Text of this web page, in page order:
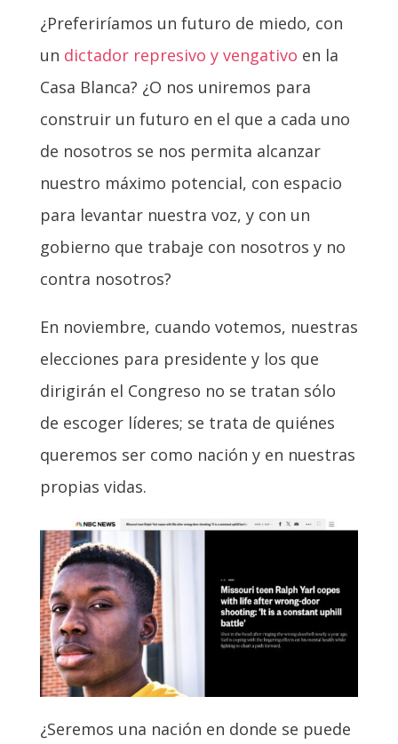
¿Preferiríamos un futuro de miedo, con
un dictador represivo y vengativo en la
Casa Blanca? ¿O nos uniremos para
construir un futuro en el que a cada uno
de nosotros se nos permita alcanzar
nuestro máximo potencial, con espacio
para levantar nuestra voz, y con un
gobierno que trabaje con nosotros y no
contra nosotros?
En noviembre, cuando votemos, nuestras
elecciones para presidente y los que
dirigirán el Congreso no se tratan sólo
de escoger líderes; se trata de quiénes
queremos ser como nación y en nuestras
propias vidas.
¿Seremos una nación en donde se puede